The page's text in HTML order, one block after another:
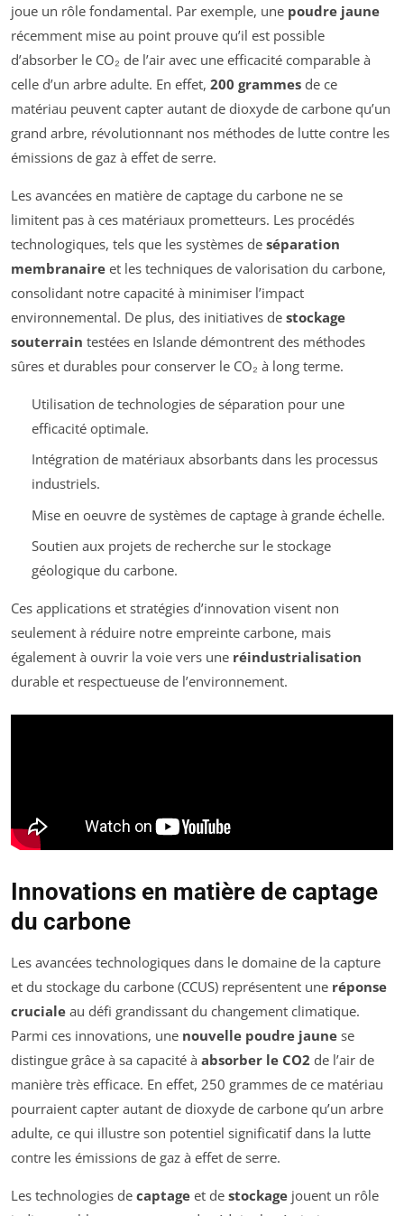
joue un rôle fondamental. Par exemple, une poudre jaune
récemment mise au point prouve qu’il est possible
d’absorber le CO₂ de l’air avec une efficacité comparable à
celle d’un arbre adulte. En effet, 200 grammes de ce
matériau peuvent capter autant de dioxyde de carbone qu’un
grand arbre, révolutionnant nos méthodes de lutte contre les
émissions de gaz à effet de serre.
Les avancées en matière de captage du carbone ne se
limitent pas à ces matériaux prometteurs. Les procédés
technologiques, tels que les systèmes de séparation
membranaire et les techniques de valorisation du carbone,
consolidant notre capacité à minimiser l’impact
environnemental. De plus, des initiatives de stockage
souterrain testées en Islande démontrent des méthodes
sûres et durables pour conserver le CO₂ à long terme.
Utilisation de technologies de séparation pour une
efficacité optimale.
Intégration de matériaux absorbants dans les processus
industriels.
Mise en oeuvre de systèmes de captage à grande échelle.
Soutien aux projets de recherche sur le stockage
géologique du carbone.
Ces applications et stratégies d’innovation visent non
seulement à réduire notre empreinte carbone, mais
également à ouvrir la voie vers une réindustrialisation
durable et respectueuse de l’environnement.
Innovations en matière de captage
du carbone
Les avancées technologiques dans le domaine de la capture
et du stockage du carbone (CCUS) représentent une réponse
cruciale au défi grandissant du changement climatique.
Parmi ces innovations, une nouvelle poudre jaune se
distingue grâce à sa capacité à absorber le CO2 de l’air de
manière très efficace. En effet, 250 grammes de ce matériau
pourraient capter autant de dioxyde de carbone qu’un arbre
adulte, ce qui illustre son potentiel significatif dans la lutte
contre les émissions de gaz à effet de serre.
Les technologies de captage et de stockage jouent un rôle